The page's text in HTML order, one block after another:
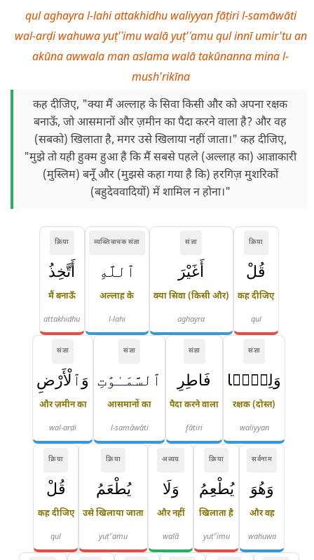
qul aghayra l-lahi attakhidhu waliyyan fāṭiri l-samāwāti
wal-arḍi wahuwa yuṭ'ʿimu walā yuṭ'ʿamu qul innī umir'tu an
akūna awwala man aslama walā takūnanna mina l-
mush'rikīna
कह दीजिए, "क्या मैं अल्लाह के सिवा किसी और को अपना रक्षक
बनाऊँ, जो आसमानों और ज़मीन का पैदा करने वाला है? और वह
(सबको) खिलाता है, मगर उसे खिलाया नहीं जाता।" कह दीजिए,
"मुझे तो यही हुक्म हुआ है कि मैं सबसे पहले (अल्लाह का) आज्ञाकारी
(मुस्लिम) बनूँ और (मुझसे कहा गया है कि) हरगिज़ मुशरिकों
(बहुदेववादियों) में शामिल न होना।"
क्रिया
قُلْ
कह दीजिए
qul
संज्ञा
أَغَيْرَ
क्या सिवा (किसी और)
aghayra
व्यक्तिवाचक संज्ञा
ٱللَّهِ
अल्लाह के
l-lahi
क्रिया
أَتَّخِذُ
मैं बनाऊँ
attakhidhu
संज्ञा
وَلِيًّۭا
रक्षक (दोस्त)
waliyyan
संज्ञा
فَاطِرِ
पैदा करने वाला
fāṭiri
संज्ञा
ٱلسَّمَـٰوَٰتِ
आसमानों का
l-samāwāti
संज्ञा
وَٱلْأَرْضِ
और ज़मीन का
wal-arḍi
सर्वनाम
وَهُوَ
और वह
wahuwa
क्रिया
يُطْعِمُ
खिलाता है
yuṭ'ʿimu
अव्यय
وَلَا
और नहीं
walā
क्रिया
يُطْعَمُ
उसे खिलाया जाता
yuṭ'ʿamu
क्रिया
قُلْ
कह दीजिए
qul